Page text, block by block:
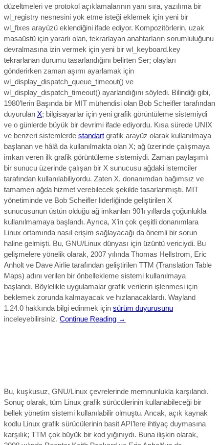
düzeltmeleri ve protokol açıklamalarının yanı sıra, yazılıma bir
wl_registry nesnesini yok etme isteği eklemek için yeni bir
wl_fixes arayüzü eklendiğini ifade ediyor. Kompozitörlerin, uzak
masaüstü için yararlı olan, tekrarlayan anahtarların sorumluluğunu
devralmasına izin vermek için yeni bir wl_keyboard.key
tekrarlanan durumu tasarlandığını belirten Ser; olayları
gönderirken zaman aşımı ayarlamak için
wl_display_dispatch_queue_timeout() ve
wl_display_dispatch_timeout() ayarlandığını söyledi. Bilindiği gibi,
1980’lerin Başında bir MIT mühendisi olan Bob Scheifler tarafından
duyurulan X; bilgisayarlar için yeni grafik görüntüleme sistemiydi
ve o günlerde büyük bir devrimi ifade ediyordu. Kısa sürede UNIX
ve benzeri sistemlerde standart grafik arayüz olarak kullanılmaya
başlanan ve hâlâ da kullanılmakta olan X; ağ üzerinde çalışmaya
imkan veren ilk grafik görüntüleme sistemiydi. Zaman paylaşımlı
bir sunucu üzerinde çalışan bir X sunucusu ağdaki istemciler
tarafından kullanılabiliyordu. Zaten X, donanımdan bağımsız ve
tamamen ağda hizmet verebilecek şekilde tasarlanmıştı. MIT
yönetiminde ve Bob Scheifler liderliğinde geliştirilen X
sunucusunun üstün olduğu ağ imkanları 90’lı yıllarda çoğunlukla
kullanılmamaya başlandı. Ayrıca, X’in çok çeşitli donanımlara
Linux ortamında nasıl erişim sağlayacağı da önemli bir sorun
haline gelmişti. Bu, GNU/Linux dünyası için üzüntü vericiydi. Bu
gelişmelere yönelik olarak, 2007 yılında Thomas Hellstrom, Eric
Anholt ve Dave Airlie tarafından geliştirilen TTM (Translation Table
Maps) adını verilen bir önbellekleme sistemi kullanılmaya
başlandı. Böylelikle uygulamalar grafik verilerin işlenmesi için
beklemek zorunda kalmayacak ve hızlanacaklardı. Wayland
1.24.0 hakkında bilgi edinmek için sürüm duyurusunu
inceleyebilirsiniz. Continue Reading →
Bu, kuşkusuz, GNU/Linux çevrelerinde memnunlukla karşılandı.
Sonuç olarak, tüm Linux grafik sürücülerinin kullanabileceği bir
bellek yönetim sistemi kullanılabilir olmuştu. Ancak, açık kaynak
kodlu Linux grafik sürücülerinin basit API’lere ihtiyaç duymasına
karşılık; TTM çok büyük bir kod yığınıydı. Buna ilişkin olarak,